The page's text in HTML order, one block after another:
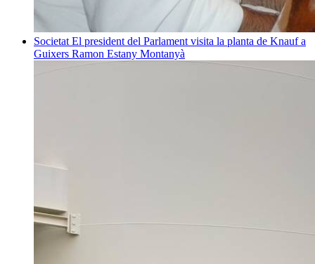
Societat El president del Parlament visita la planta de Knauf a
Guixers Ramon Estany Montanyà